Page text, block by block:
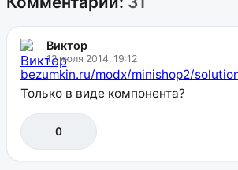
Виктор
12 июля 2014, 19:12
bezumkin.ru/modx/minishop2/
Только в виде компонента?
0